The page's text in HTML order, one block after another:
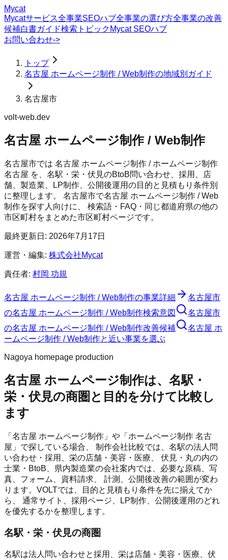
Mycat
Mycatサービス全事業SEOハブ全事業の選び方全事業の改善
候補白書ガイド検索トピック Mycat SEOハブ
お問い合わせ->
トップ
名古屋 ホームページ制作 / Web制作の地域別ガイド
名古屋市
volt-web.dev
名古屋 ホームページ制作 / Web制作
名古屋市では 名古屋 ホームページ制作 / ホームページ制作
名古屋 を、名駅・栄・伏見のBtoB問い合わせ、採用、店
舗、製造業、LP制作、公開後運用の目的と見積もり条件別
に整理します。 名古屋市で名古屋 ホームページ制作 / Web
制作を探す人向けに、 検索語・FAQ・同じ都道府県の他の
市区町村をまとめた市区町村ページです。
最終更新日: 2026年7月17日
運営・編集: 株式会社Mycat
責任者: 村岡 功規
名古屋 ホームページ制作 / Web制作の事業詳細
名古屋市
の名古屋 ホームページ制作 / Web制作検索意図
名古屋市
の名古屋 ホームページ制作 / Web制作改善候補
名古屋 ホ
ームページ制作 / Web制作と近い事業を選ぶ
Nagoya homepage production
名古屋 ホームページ制作は、名駅・
栄・伏見の商圏と目的を分けて比較し
ます
「名古屋 ホームページ制作」や「ホームページ制作 名古
屋」で探している場合、 制作会社比較では、名駅の法人問
い合わせ・採用、栄の店舗・美容・医療、 伏見・丸の内の
士業・BtoB、県内製造業の会社案内では、必要な原稿、写
真、フォーム、資料請求、 計測、公開後改善の範囲が変わ
ります。VOLTでは、目的と見積もり条件を先に揃えてか
ら、 通常サイト、採用ページ、LP制作、公開後運用のどれ
を優先するかを整理します。
名駅・栄・伏見の商圏
名駅は法人問い合わせと採用、栄は店舗・美容・医療、伏